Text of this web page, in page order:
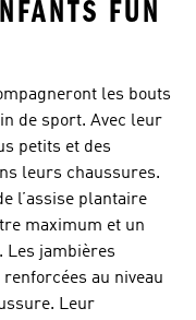
FUN
les bouts
de sport. Avec leur
petits et des
leurs chaussures.
l’assise plantaire
maximum et un
Les jambières
au niveau
Leur